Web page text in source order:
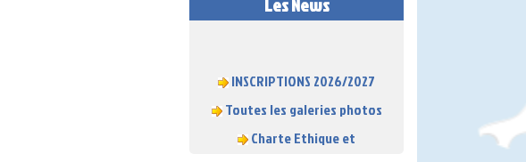
INSCRIPTIONS 2026/2027
Toutes les galeries photos
Charte Ethique et
Déontologique